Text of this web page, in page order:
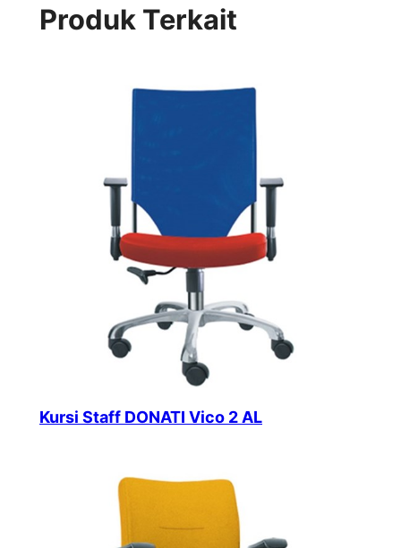
Produk Terkait
Kursi Staff DONATI Vico 2 AL